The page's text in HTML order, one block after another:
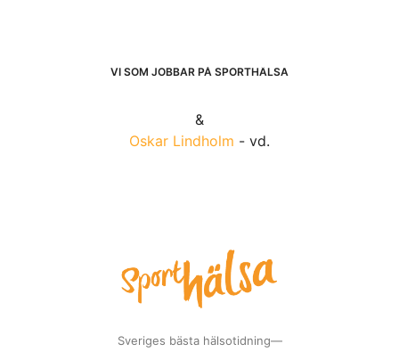
VI SOM JOBBAR PÅ SPORTHÄLSA
&
Oskar Lindholm - vd.
Sveriges bästa hälsotidning—